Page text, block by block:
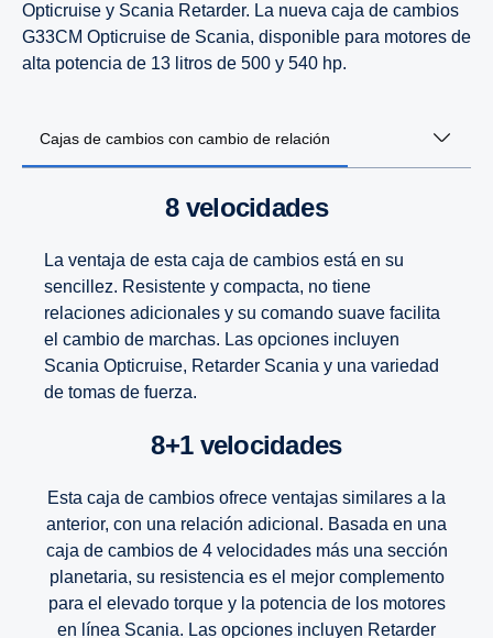
Opticruise y Scania Retarder. La nueva caja de cambios
G33CM Opticruise de Scania, disponible para motores de
alta po­tencia de 13 litros de 500 y 540 hp.
Cajas de cambios con cambio de relación
8 velocidades
La ventaja de esta caja de cambios está en su
sencillez. Resistente y compacta, no tiene
relaciones adicionales y su comando suave facilita
el cambio de marchas. Las opciones incluyen
Scania Opticruise, Retarder Scania y una variedad
de tomas de fuerza.
8+1 velocidades
Esta caja de cambios ofrece ventajas similares a la
anterior, con una relación adicional. Basada en una
caja de cambios de 4 velocidades más una sección
planetaria, su resistencia es el mejor complemento
para el elevado torque y la potencia de los motores
en línea Scania. Las opciones incluyen Retarder